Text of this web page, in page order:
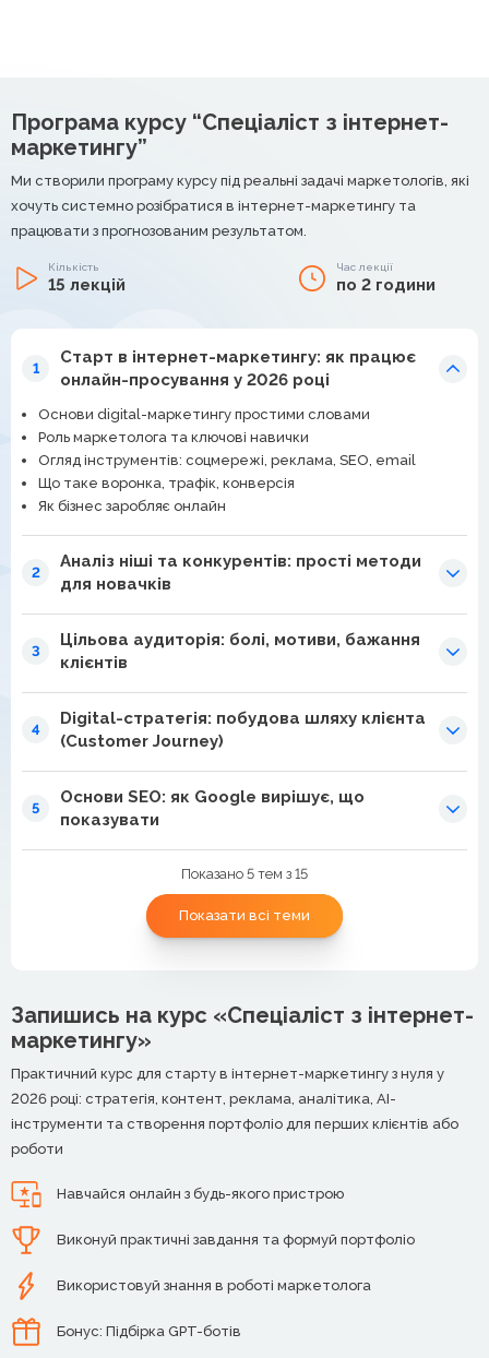
Програма курсу “Спеціаліст з інтернет-
маркетингу”
Ми створили програму курсу під реальні задачі маркетологів, які
хочуть системно розібратися в інтернет-маркетингу та
працювати з прогнозованим результатом.
Кількість
15 лекцій
Час лекції
по 2 години
1
Старт в інтернет-маркетингу: як працює
онлайн-просування у 2026 році
Основи digital-маркетингу простими словами
Роль маркетолога та ключові навички
Огляд інструментів: соцмережі, реклама, SEO, email
Що таке воронка, трафік, конверсія
Як бізнес заробляє онлайн
2
Аналіз ніші та конкурентів: прості методи
для новачків
3
Цільова аудиторія: болі, мотиви, бажання
клієнтів
4
Digital-стратегія: побудова шляху клієнта
(Customer Journey)
5
Основи SEO: як Google вирішує, що
показувати
Показано 5 тем з 15
Показати всі теми
Запишись на курс «Спеціаліст з інтернет-
маркетингу»
Практичний курс для старту в інтернет-маркетингу з нуля у
2026 році: стратегія, контент, реклама, аналітика, AI-
інструменти та створення портфоліо для перших клієнтів або
роботи
Навчайся онлайн з будь-якого пристрою
Виконуй практичні завдання та формуй портфоліо
Використовуй знання в роботі маркетолога
Бонус: Підбірка GPT-ботів